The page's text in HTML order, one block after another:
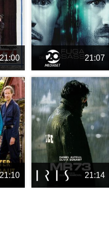
21:07
21:14